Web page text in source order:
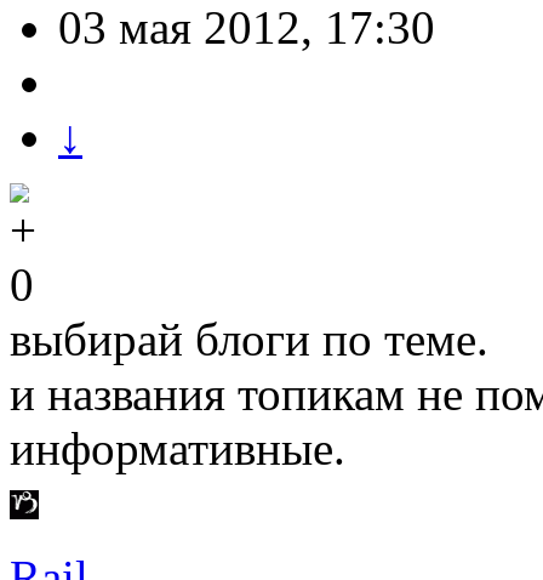
03 мая 2012, 17:30
↓
0
выбирай блоги по теме.
и названия топикам не
информативные.